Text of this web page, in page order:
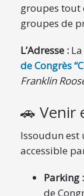
groupes tout
groupes de
L’Adresse :
de Congrès
Franklin
🚗 Venir
Issoudun
accessible
Parking :
de